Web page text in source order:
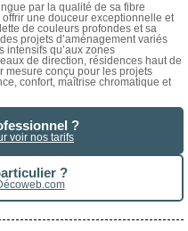
par la qualité de sa fibre
une douceur exceptionnelle et
de couleurs profondes et sa
projets d’aménagement variés
intensifs qu’aux zones
de direction, résidences haut de
mesure conçu pour les projets
confort, maîtrise chromatique et
?
voir nos tarifs
?